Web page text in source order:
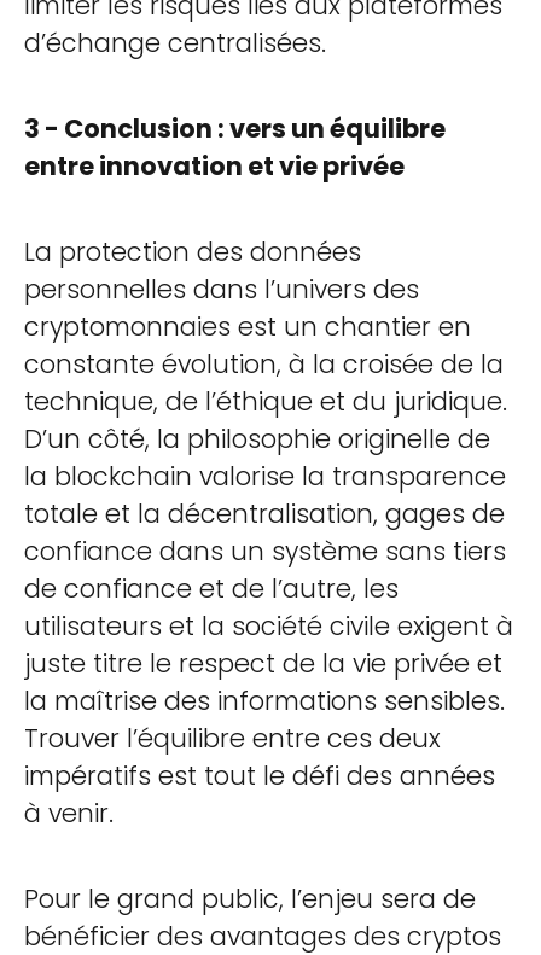
d’échange centralisées.
3 - Conclusion : vers un équilibre
entre innovation et vie privée
La protection des données
personnelles dans l’univers des
cryptomonnaies est un chantier en
constante évolution, à la croisée de la
technique, de l’éthique et du juridique.
D’un côté, la philosophie originelle de
la blockchain valorise la transparence
totale et la décentralisation, gages de
confiance dans un système sans tiers
de confiance et de l’autre, les
utilisateurs et la société civile exigent à
juste titre le respect de la vie privée et
la maîtrise des informations sensibles.
Trouver l’équilibre entre ces deux
impératifs est tout le défi des années
à venir.
Pour le grand public, l’enjeu sera de
bénéficier des avantages des cryptos